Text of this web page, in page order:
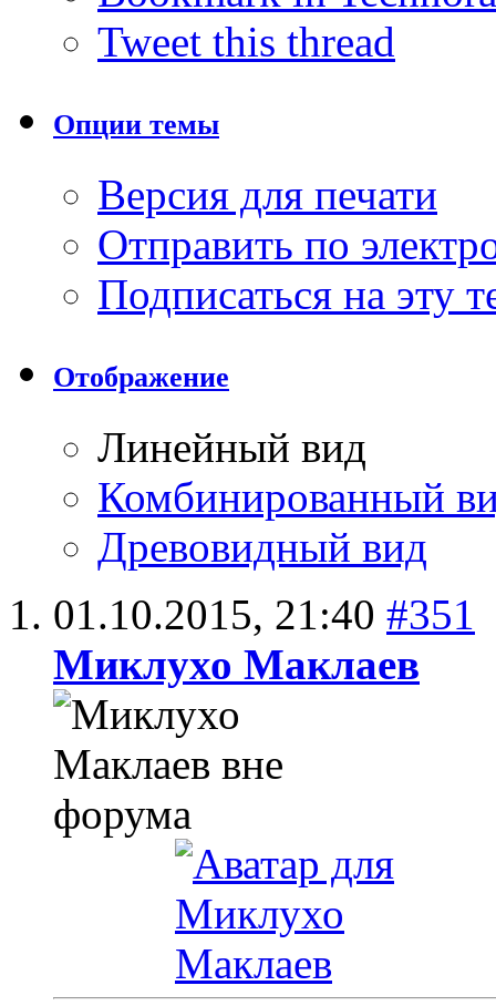
Tweet this thread
Опции темы
Версия для печати
Отправить по
Подписаться на эту
Отображение
Линейный вид
Комбинированный
Древовидный вид
01.10.2015, 21:40 #351
Миклухо Маклаев